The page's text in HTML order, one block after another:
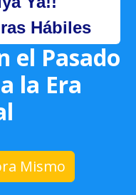
Hábiles
el Pasado
la Era
Mismo